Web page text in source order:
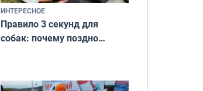
ИНТЕРЕСНОЕ
Правило 3 секунд для
собак: почему поздно
питомцу всё сразу и без